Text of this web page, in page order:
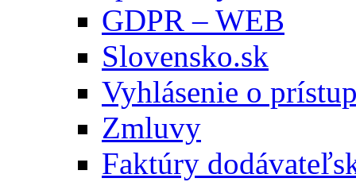
GDPR – WEB
Slovensko.sk
Vyhlásenie o
Zmluvy
Faktúry